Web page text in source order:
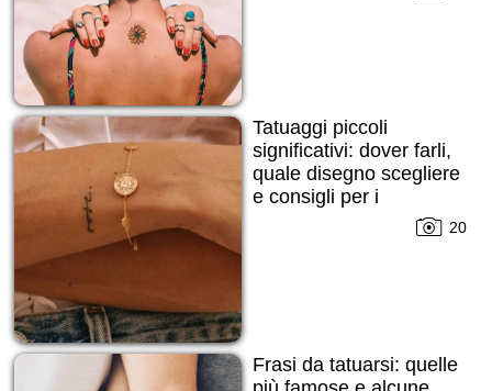
Tatuaggi piccoli
significativi: dover farli,
quale disegno scegliere
e consigli per i
20
Frasi da tatuarsi: quelle